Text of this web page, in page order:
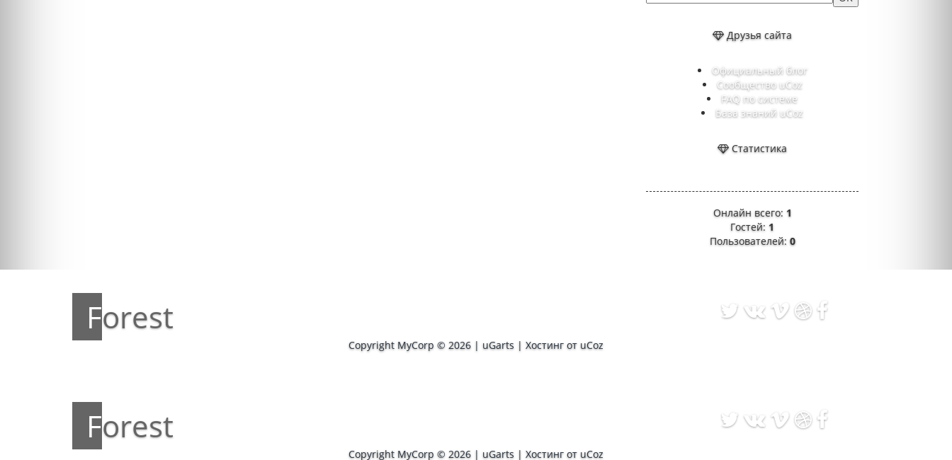
Друзья сайта
Официальный блог
Сообщество uCoz
FAQ по системе
База знаний uCoz
Статистика
Онлайн всего: 1
Гостей: 1
Пользователей:0
Forest
Copyright MyCorp © 2026 | uGarts | Хостинг от uCoz
Forest
Copyright MyCorp © 2026 | uGarts | Хостинг от uCoz